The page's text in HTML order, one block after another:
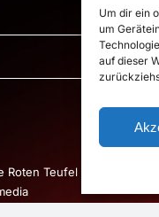
Um dir ein
um
auf dieser
Roten Teufel |